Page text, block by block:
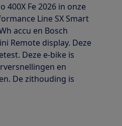
400X Fe 2026 in onze
Line SX Smart
accu en Bosch
Remote display. Deze
Deze e-bike is
en
De zithouding is